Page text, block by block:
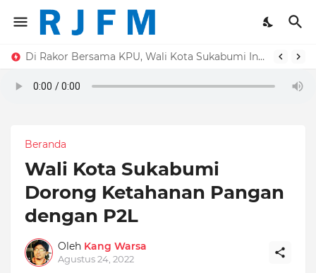
Di Rakor Bersama KPU, Wali Kota Sukabumi Ingatkan Pentingnya Daftar Pemilih untuk Pemilu Berkualitas
Pemkot Sukabumi Jadi Salah Satu Daerah Terbaik Pengelolaan JDIH Nasional
Beranda
Wali Kota Sukabumi
Dorong Ketahanan Pangan
dengan P2L
Oleh Kang Warsa
Agustus 24, 2022